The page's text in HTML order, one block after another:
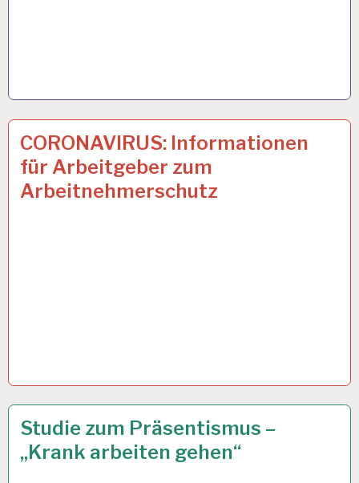
50PLUS…
CORONAVIRUS: Informationen
für Arbeitgeber zum
Arbeitnehmerschutz
7 APR. 2020
12-
STUNDEN-
ARBEITSTAG…
Studie zum Präsentismus –
„Krank arbeiten gehen“
28 OKT. 2019